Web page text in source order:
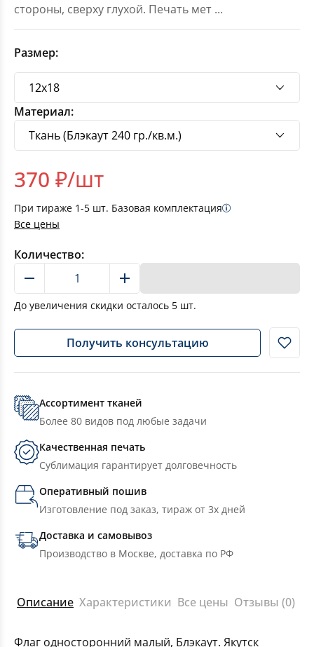
стороны, сверху глухой. Печать мет ...
Размер:
Материал:
370 ₽/шт
При тираже 1-5 шт. Базовая комплектация
Все цены
Количество:
До увеличения скидки осталось 5 шт.
Получить консультацию
Ассортимент тканей
Более 80 видов под любые задачи
Качественная печать
Сублимация гарантирует долговечность
Оперативный пошив
Изготовление под заказ, тираж от 3х дней
Доставка и самовывоз
Производство в Москве, доставка по РФ
Описание Характеристики Все цены Отзывы (0)
Флаг односторонний малый, Блэкаут. Якутск